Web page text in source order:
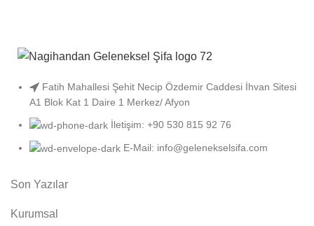
Fatih Mahallesi Şehit Necip Özdemir Caddesi İhvan Sitesi
A1 Blok Kat 1 Daire 1 Merkez/ Afyon
İletişim: +90 530 815 92 76
E-Mail: info@gelenekselsifa.com
Son Yazılar
Kurumsal